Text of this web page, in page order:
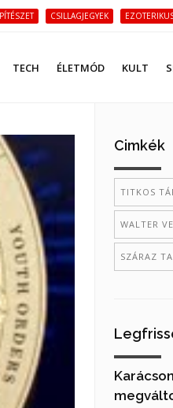
CSILLAGJEGYEK
TECH ÉLETMÓD KULT
Cimkék
TITKOS
WALTER
SZÁRAZ